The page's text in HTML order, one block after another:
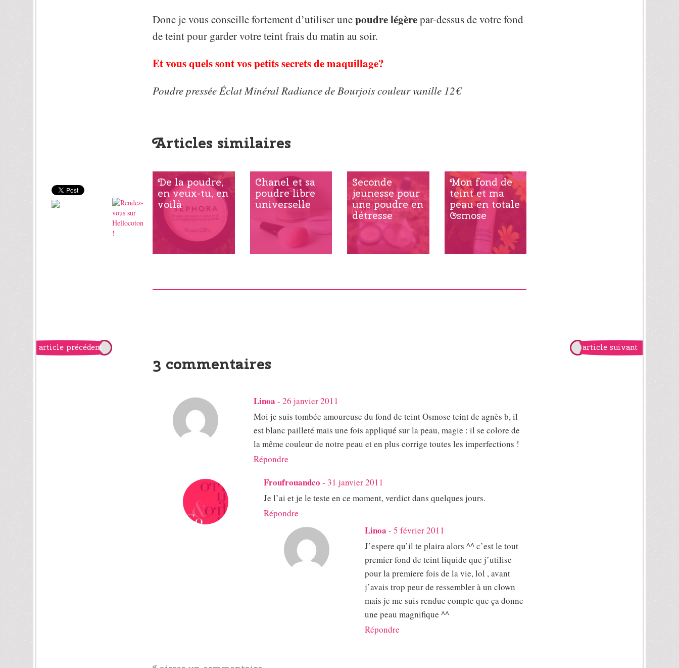
Donc je vous conseille fortement d’utiliser unepoudre légèrepar-dessus de votre fond
de teint pour garder votre teint frais du matin au soir.
Et vous quels sont vos petits secrets de maquillage?
Poudre pressée Éclat Minéral Radiance de Bourjois couleur vanille 12€
Articles similaires
De la poudre,
en veux-tu, en
voilà
Chanel et sa
poudre libre
universelle
Seconde
jeunesse pour
une poudre en
détresse
Mon fond de
teint et ma
peau en totale
Osmose
article précédent article suivant
3 commentaires
Linoa - 26 janvier 2011
Moi je suis tombée amoureuse du fond de teint Osmose teint de agnès b, il
est blanc pailleté mais une fois appliqué sur la peau, magie : il se colore de
la même couleur de notre peau et en plus corrige toutes les imperfections !
Répondre
Froufrouandco - 31 janvier 2011
Je l’ai et je le teste en ce moment, verdict dans quelques jours.
Répondre
Linoa - 5 février 2011
J’espere qu’il te plaira alors ^^ c’est le tout
premier fond de teint liquide que j’utilise
pour la premiere fois de la vie, lol , avant
j’avais trop peur de ressembler à un clown
mais je me suis rendue compte que ça donne
une peau magnifique ^^
Répondre